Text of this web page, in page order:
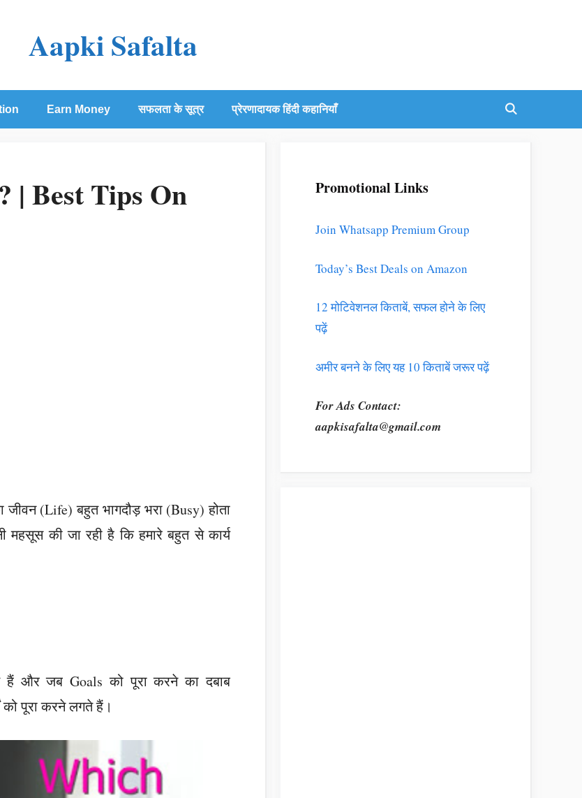
Aapki Safalta
Earn Money सफलता के सूत्र प्रेरणादायक हिंदी कहानियाँ
| Best Tips On
(Life) बहुत भागदौड़ भरा (Busy) होता
की जा रही है कि हमारे बहुत से कार्य
और जब Goals को पूरा करने का दबाब
को पूरा करने लगते हैं।
Promotional Links
Join Whatsapp Premium Group
Today’s Best Deals on Amazon
12 मोटिवेशनल किताबें, सफल होने के लिए
पढ़ें
अमीर बनने के लिए यह 10 किताबें जरूर पढ़ें
For Ads Contact:
aapkisafalta@gmail.com